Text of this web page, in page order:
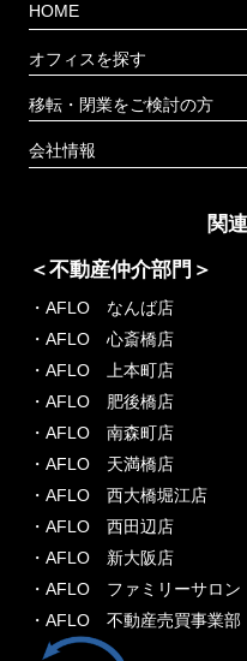
HOME
オフィスを探す
移転・閉業をご検討の方
会社情報
関
＜不動産仲介部門＞
・AFLO なんば店
・AFLO 心斎橋店
・AFLO 上本町店
・AFLO 肥後橋店
・AFLO 南森町店
・AFLO 天満橋店
・AFLO 西大橋堀江店
・AFLO 西田辺店
・AFLO 新大阪店
・AFLO ファミリーサロン
・AFLO 不動産売買事業部